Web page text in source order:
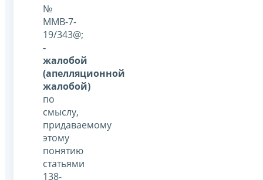
№
ММВ-7-
19/343@;
-
жалобой
(апелляционной
жалобой)
по
смыслу,
придаваемому
этому
понятию
статьями
138-